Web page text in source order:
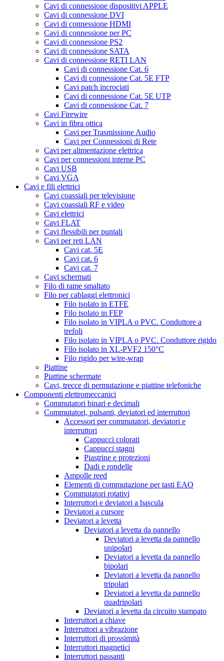
Cavi di connessione dispositivi APPLE
Cavi di connessione DVI
Cavi di connessione HDMI
Cavi di connessione per PC
Cavi di connessione PS2
Cavi di connessione SATA
Cavi di connessione RETI LAN
Cavi di connessione Cat. 6
Cavi di connessione Cat. 5E FTP
Cavi patch incrociati
Cavi di connessione Cat. 5E UTP
Cavi di connessione Cat. 7
Cavi Firewire
Cavi in fibra ottica
Cavi per Trasmissione Audio
Cavi per Connessioni di Rete
Cavi per alimentazione elettrica
Cavi per connessioni interne PC
Cavi USB
Cavi VGA
Cavi e fili elettrici
Cavi coassiali per televisione
Cavi coassiali RF e video
Cavi elettrici
Cavi FLAT
Cavi flessibili per puntali
Cavi per reti LAN
Cavi cat. 5E
Cavi cat. 6
Cavi cat. 7
Cavi schermati
Filo di rame smaltato
Filo per cablaggi elettronici
Filo isolato in ETFE
Filo isolato in FEP
Filo isolato in VIPLA o PVC. Conduttore a
trefoli
Filo isolato in VIPLA o PVC. Conduttore rigido
Filo isolato in XL-PVF2 150°C
Filo rigido per wire-wrap
Piattine
Piattine schermate
Cavi, trecce di permutazione e piattine telefoniche
Componenti elettromeccanici
Commutatori binari e decimali
Commutatori, pulsanti, deviatori ed interruttori
Accessori per commutatori, deviatori e
interruttori
Cappucci colorati
Cappucci stagni
Piastrine e protezioni
Dadi e rondelle
Ampolle reed
Elementi di commutazione per tasti EAO
Commutatori rotativi
Interruttori e deviatori a bascula
Deviatori a cursore
Deviatori a levetta
Deviatori a levetta da pannello
Deviatori a levetta da pannello
unipolari
Deviatori a levetta da pannello
bipolari
Deviatori a levetta da pannello
tripolari
Deviatori a levetta da pannello
quadripolari
Deviatori a levetta da circuito stampato
Interruttori a chiave
Interruttori a vibrazione
Interruttori di prossimità
Interruttori magnetici
Interruttori passanti